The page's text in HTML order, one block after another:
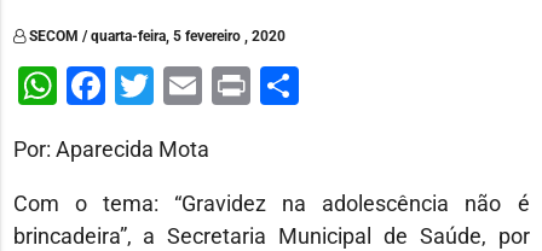
SECOM / quarta-feira, 5 fevereiro , 2020
WhatsApp
Facebook
Twitter
Email
PrintShare
Por: Aparecida Mota
Com o tema: “Gravidez na adolescência não é
brincadeira”, a Secretaria Municipal de Saúde, por